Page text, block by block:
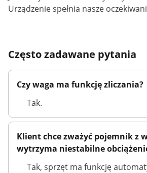
Urządzenie spełnia nasze
Często zadawane pytania
Czy waga ma funkcję zliczania?
Tak.
Klient chce zważyć pojemnik z
wytrzyma niestabilne
Tak, sprzęt ma funkcję